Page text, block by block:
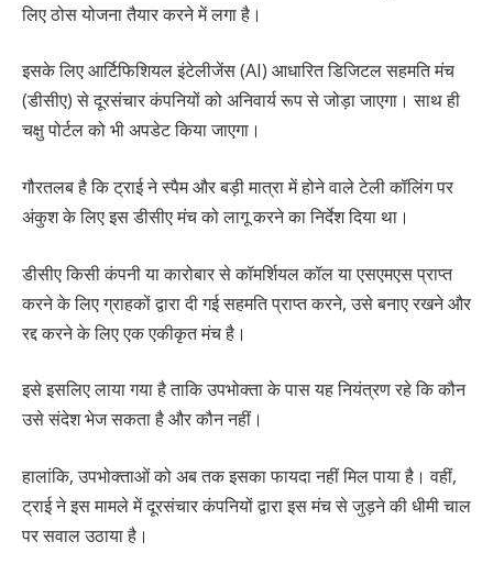
लिए ठोस योजना तैयार करने में लगा है।
इसके लिए आर्टिफिशियल इंटेलीजेंस (AI) आधारित डिजिटल सहमति मंच
(डीसीए) से दूरसंचार कंपनियों को अनिवार्य रूप से जोड़ा जाएगा। साथ ही
चक्षु पोर्टल को भी अपडेट किया जाएगा।
गौरतलब है कि ट्राई ने स्पैम और बड़ी मात्रा में होने वाले टेली कॉलिंग पर
अंकुश के लिए इस डीसीए मंच को लागू करने का निर्देश दिया था।
डीसीए किसी कंपनी या कारोबार से कॉमर्शियल कॉल या एसएमएस प्राप्त
करने के लिए ग्राहकों द्वारा दी गई सहमति प्राप्त करने, उसे बनाए रखने और
रद्द करने के लिए एक एकीकृत मंच है।
इसे इसलिए लाया गया है ताकि उपभोक्ता के पास यह नियंत्रण रहे कि कौन
उसे संदेश भेज सकता है और कौन नहीं।
हालांकि, उपभोक्ताओं को अब तक इसका फायदा नहीं मिल पाया है। वहीं,
ट्राई ने इस मामले में दूरसंचार कंपनियों द्वारा इस मंच से जुड़ने की धीमी चाल
पर सवाल उठाया है।